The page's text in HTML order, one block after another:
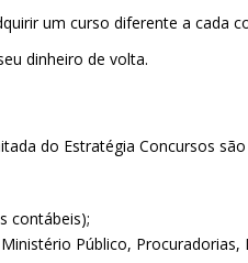
um curso diferente a cada
dinheiro de volta.
do Estratégia Concursos
contábeis);
Público,